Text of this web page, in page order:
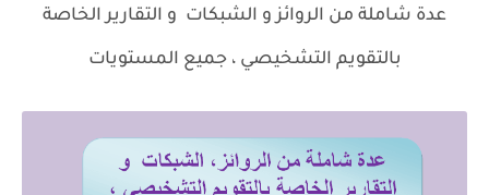
عدة شاملة من الروائز و الشبكات و التقارير الخاصة
بالتقويم التشخيصي ، جميع المستويات